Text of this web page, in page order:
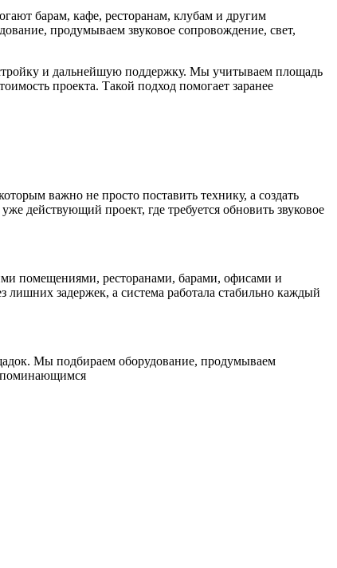
барам, кафе, ресторанам, клубам и другим
продумываем звуковое сопровождение, свет,
и дальнейшую поддержку. Мы учитываем площадь
проекта. Такой подход помогает заранее
важно не просто поставить технику, а создать
действующий проект, где требуется обновить звуковое
помещениями, ресторанами, барами, офисами и
задержек, а система работала стабильно каждый
Мы подбираем оборудование, продумываем